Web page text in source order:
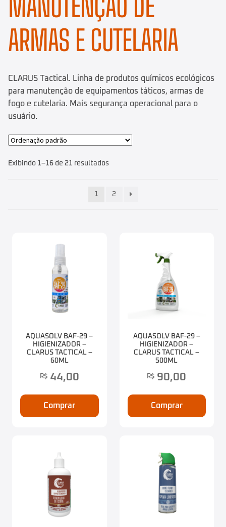
ARMAS E CUTELARIA
CLARUS Tactical. Linha de produtos químicos ecológicos
para manutenção de equipamentos táticos, armas de
fogo e cutelaria. Mais segurança operacional para o
usuário.
Exibindo 1–16 de 21 resultados
1 2
AQUASOLV BAF-29 –
HIGIENIZADOR –
CLARUS TACTICAL –
60ML
R$ 44,00
Comprar
AQUASOLV BAF-29 –
HIGIENIZADOR –
CLARUS TACTICAL –
500ML
R$ 90,00
Comprar